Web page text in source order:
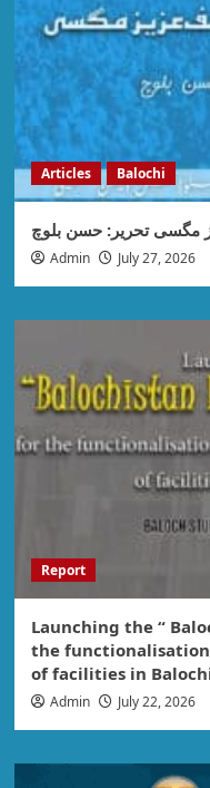
Articles Balochi
مگسی تحریر: حسن بلوچ
Admin July 27, 2026
Report
Launching the “
the
of facilities in
Admin July 22, 2026